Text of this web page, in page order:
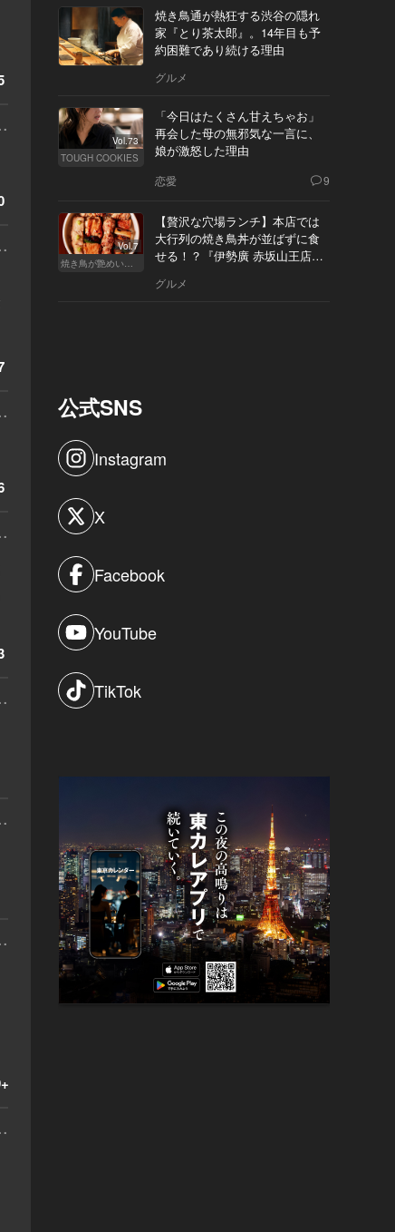
焼き鳥通が熱狂する渋谷の隠れ
家『とり茶太郎』。14年目も予
約困難であり続ける理由
グルメ
Vol.73
TOUGH COOKIES
「今日はたくさん甘えちゃお」
再会した母の無邪気な一言に、
娘が激怒した理由
恋愛 9
Vol.7
焼き鳥が艶めいてきた
【贅沢な穴場ランチ】本店では
大行列の焼き鳥丼が並ばずに食
せる！？『伊勢廣 赤坂山王店』
グルメ
公式SNS
Instagram
X
Facebook
YouTube
TikTok